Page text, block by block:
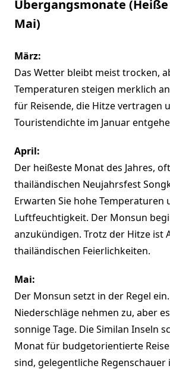
Übergangsmonate
Mai)
März:
Das Wetter bleibt meist trocken,
Temperaturen steigen merklich
für Reisende, die Hitze vertragen
Touristendichte im Januar
April:
Der heißeste Monat des Jahres,
thailändischen Neujahrsfest
Erwarten Sie hohe Temperaturen
Luftfeuchtigkeit. Der Monsun
anzukündigen. Trotz der Hitze ist
thailändischen Feierlichkeiten.
Mai:
Der Monsun setzt in der Regel
Niederschläge nehmen zu, aber
sonnige Tage. Die Similan Inseln
Monat für budgetorientierte
sind, gelegentliche Regenschauer